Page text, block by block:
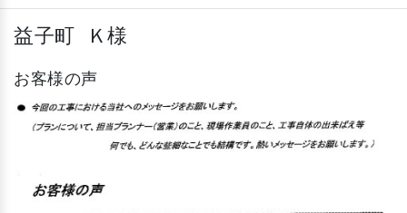
益子町 Ｋ様
お客様の声